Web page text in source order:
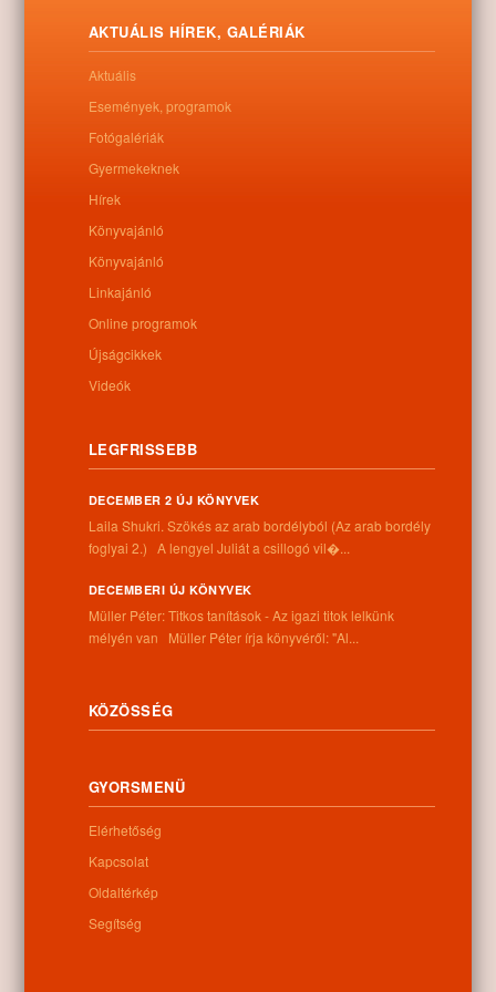
Kapcsolódó anyagok
Nem található kapcsolódó anyag
Kategóriák:Egyéb
Információk
4262 Nyíracsád, Kassai u. 4.
+36 52 206 031
Nyitva tartás:
Hétfő: 9:00-12:00 13:00-16:30
Csütörtök: 9:00-12:00 13:00-16:30
Péntek: 9:00-12:00 13:00-16:30
Hírlevél
AKTUÁLIS HÍREK, GALÉRIÁK
Aktuális
Események, programok
Fotógalériák
Gyermekeknek
Hírek
Könyvajánló
Könyvajánló
Linkajánló
Online programok
Újságcikkek
Videók
LEGFRISSEBB
DECEMBER 2 ÚJ KÖNYVEK
Laila Shukri. Szökés ​az arab bordélyból (Az arab bordély
foglyai 2.) A lengyel Juliát a csillogó vil�...
DECEMBERI ÚJ KÖNYVEK
Müller Péter: Titkos tanítások - Az igazi titok lelkünk
mélyén van Müller Péter írja könyvéről: "Al...
KÖZÖSSÉG
GYORSMENÜ
Elérhetőség
Kapcsolat
Oldaltérkép
Segítség